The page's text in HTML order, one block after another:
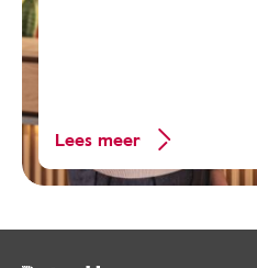
Lees meer